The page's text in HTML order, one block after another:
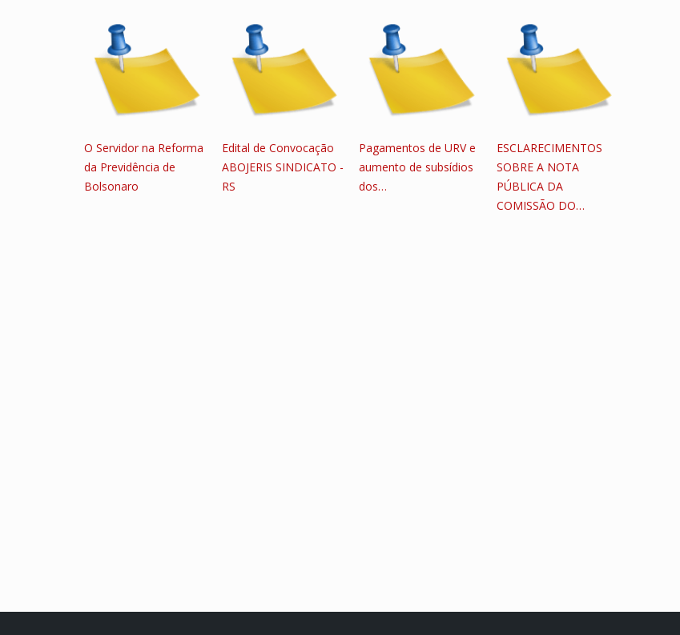
O Servidor na Reforma
da Previdência de
Bolsonaro
Edital de Convocação
ABOJERIS SINDICATO -
RS
Pagamentos de URV e
aumento de subsídios
dos…
ESCLARECIMENTOS
SOBRE A NOTA
PÚBLICA DA
COMISSÃO DO…